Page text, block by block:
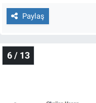
Paylaş
6 / 13